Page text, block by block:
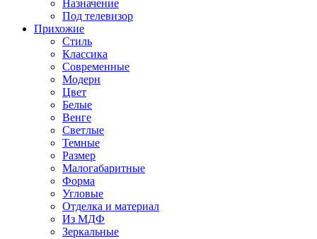
Назначение
Под телевизор
Прихожие
Стиль
Классика
Современные
Модерн
Цвет
Белые
Венге
Светлые
Темные
Размер
Малогабаритные
Форма
Угловые
Отделка и материал
Из МДФ
Зеркальные